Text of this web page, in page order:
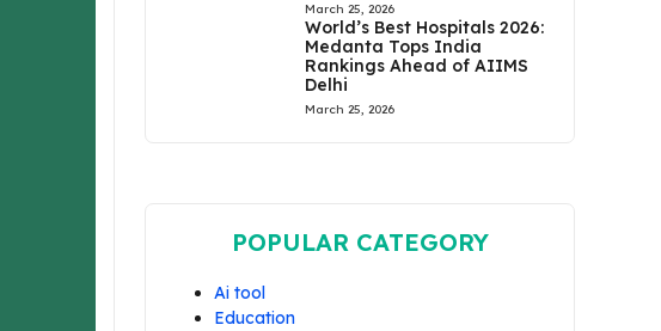
March 25, 2026
World’s Best Hospitals 2026:
Medanta Tops India
Rankings Ahead of AIIMS
Delhi
March 25, 2026
POPULAR CATEGORY
Ai tool
Education